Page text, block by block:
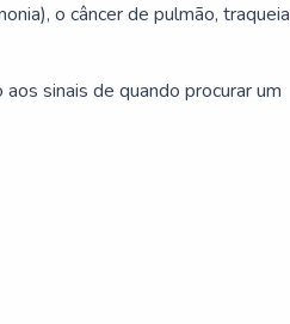
o câncer de pulmão, traqueia
sinais de quando procurar um